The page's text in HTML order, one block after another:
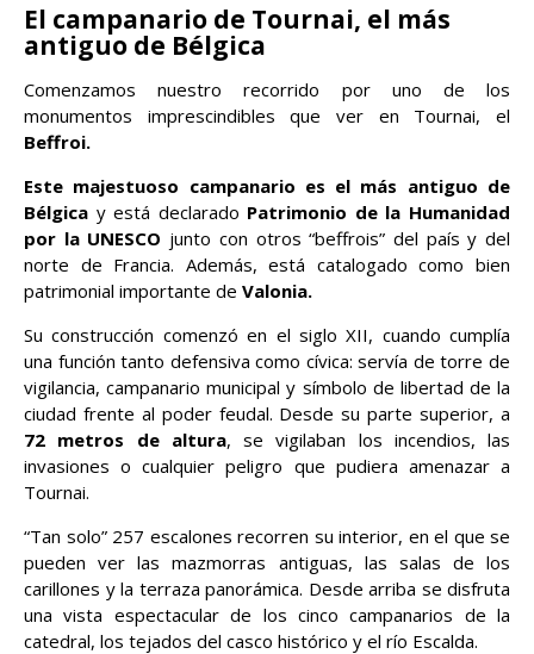
El campanario de Tournai, el más
antiguo de Bélgica
Comenzamos nuestro recorrido por uno de los
monumentos imprescindibles que ver en Tournai, el
Beffroi.
Este majestuoso campanario es el más antiguo de
Bélgica y está declarado Patrimonio de la Humanidad
por la UNESCO junto con otros “beffrois” del país y del
norte de Francia. Además, está catalogado como bien
patrimonial importante de Valonia.
Su construcción comenzó en el siglo XII, cuando cumplía
una función tanto defensiva como cívica: servía de torre de
vigilancia, campanario municipal y símbolo de libertad de la
ciudad frente al poder feudal. Desde su parte superior, a
72 metros de altura, se vigilaban los incendios, las
invasiones o cualquier peligro que pudiera amenazar a
Tournai.
“Tan solo” 257 escalones recorren su interior, en el que se
pueden ver las mazmorras antiguas, las salas de los
carillones y la terraza panorámica. Desde arriba se disfruta
una vista espectacular de los cinco campanarios de la
catedral, los tejados del casco histórico y el río Escalda.